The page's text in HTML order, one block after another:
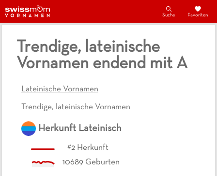
Suche Favoriten
Trendige, lateinische
Vornamen endend mit A
Lateinische Vornamen
Trendige, lateinische Vornamen
Herkunft Lateinisch
#2 Herkunft
10689 Geburten